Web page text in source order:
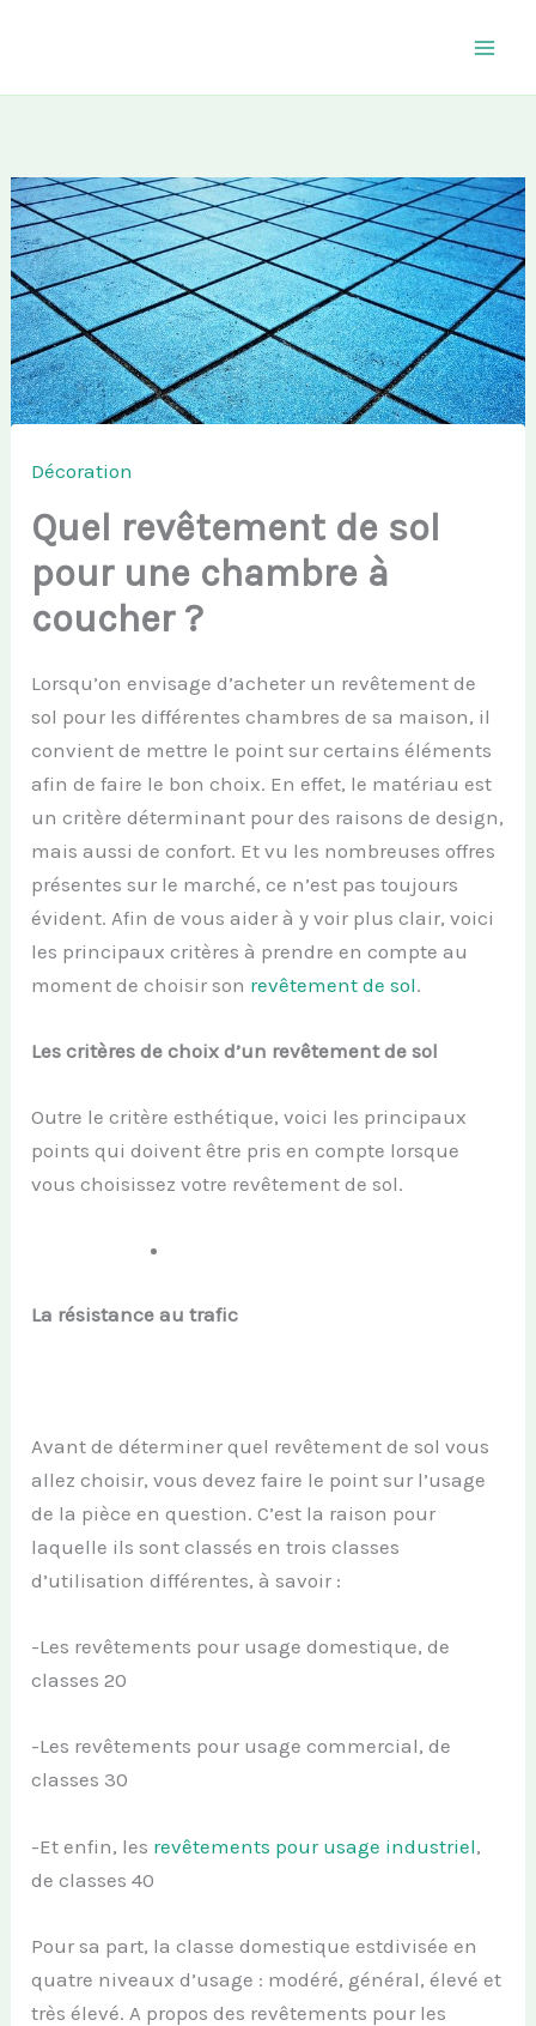
Décoration
Quel revêtement de sol
pour une chambre à
coucher ?
Lorsqu’on envisage d’acheter un revêtement de
sol pour les différentes chambres de sa maison, il
convient de mettre le point sur certains éléments
afin de faire le bon choix. En effet, le matériau est
un critère déterminant pour des raisons de design,
mais aussi de confort. Et vu les nombreuses offres
présentes sur le marché, ce n’est pas toujours
évident. Afin de vous aider à y voir plus clair, voici
les principaux critères à prendre en compte au
moment de choisir son revêtement de sol.
Les critères de choix d’un revêtement de sol
Outre le critère esthétique, voici les principaux
points qui doivent être pris en compte lorsque
vous choisissez votre revêtement de sol.
La résistance au trafic
Avant de déterminer quel revêtement de sol vous
allez choisir, vous devez faire le point sur l’usage
de la pièce en question. C’est la raison pour
laquelle ils sont classés en trois classes
d’utilisation différentes, à savoir :
-Les revêtements pour usage domestique, de
classes 20
-Les revêtements pour usage commercial, de
classes 30
-Et enfin, les revêtements pour usage industriel,
de classes 40
Pour sa part, la classe domestique estdivisée en
quatre niveaux d’usage : modéré, général, élevé et
très élevé. A propos des revêtements pour les